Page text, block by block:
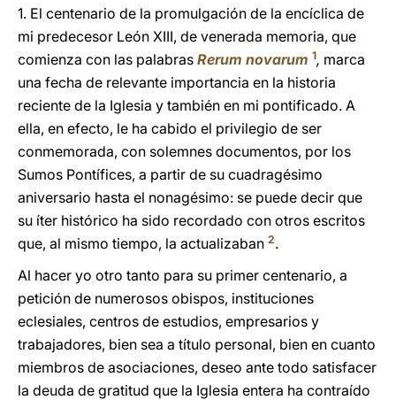
1. El centenario de la promulgación de la encíclica de
mi predecesor León XIII, de venerada memoria, que
comienza con las palabras Rerum novarum 1, marca
una fecha de relevante importancia en la historia
reciente de la Iglesia y también en mi pontificado. A
ella, en efecto, le ha cabido el privilegio de ser
conmemorada, con solemnes documentos, por los
Sumos Pontífices, a partir de su cuadragésimo
aniversario hasta el nonagésimo: se puede decir que
su íter histórico ha sido recordado con otros escritos
que, al mismo tiempo, la actualizaban 2.
Al hacer yo otro tanto para su primer centenario, a
petición de numerosos obispos, instituciones
eclesiales, centros de estudios, empresarios y
trabajadores, bien sea a título personal, bien en cuanto
miembros de asociaciones, deseo ante todo satisfacer
la deuda de gratitud que la Iglesia entera ha contraído